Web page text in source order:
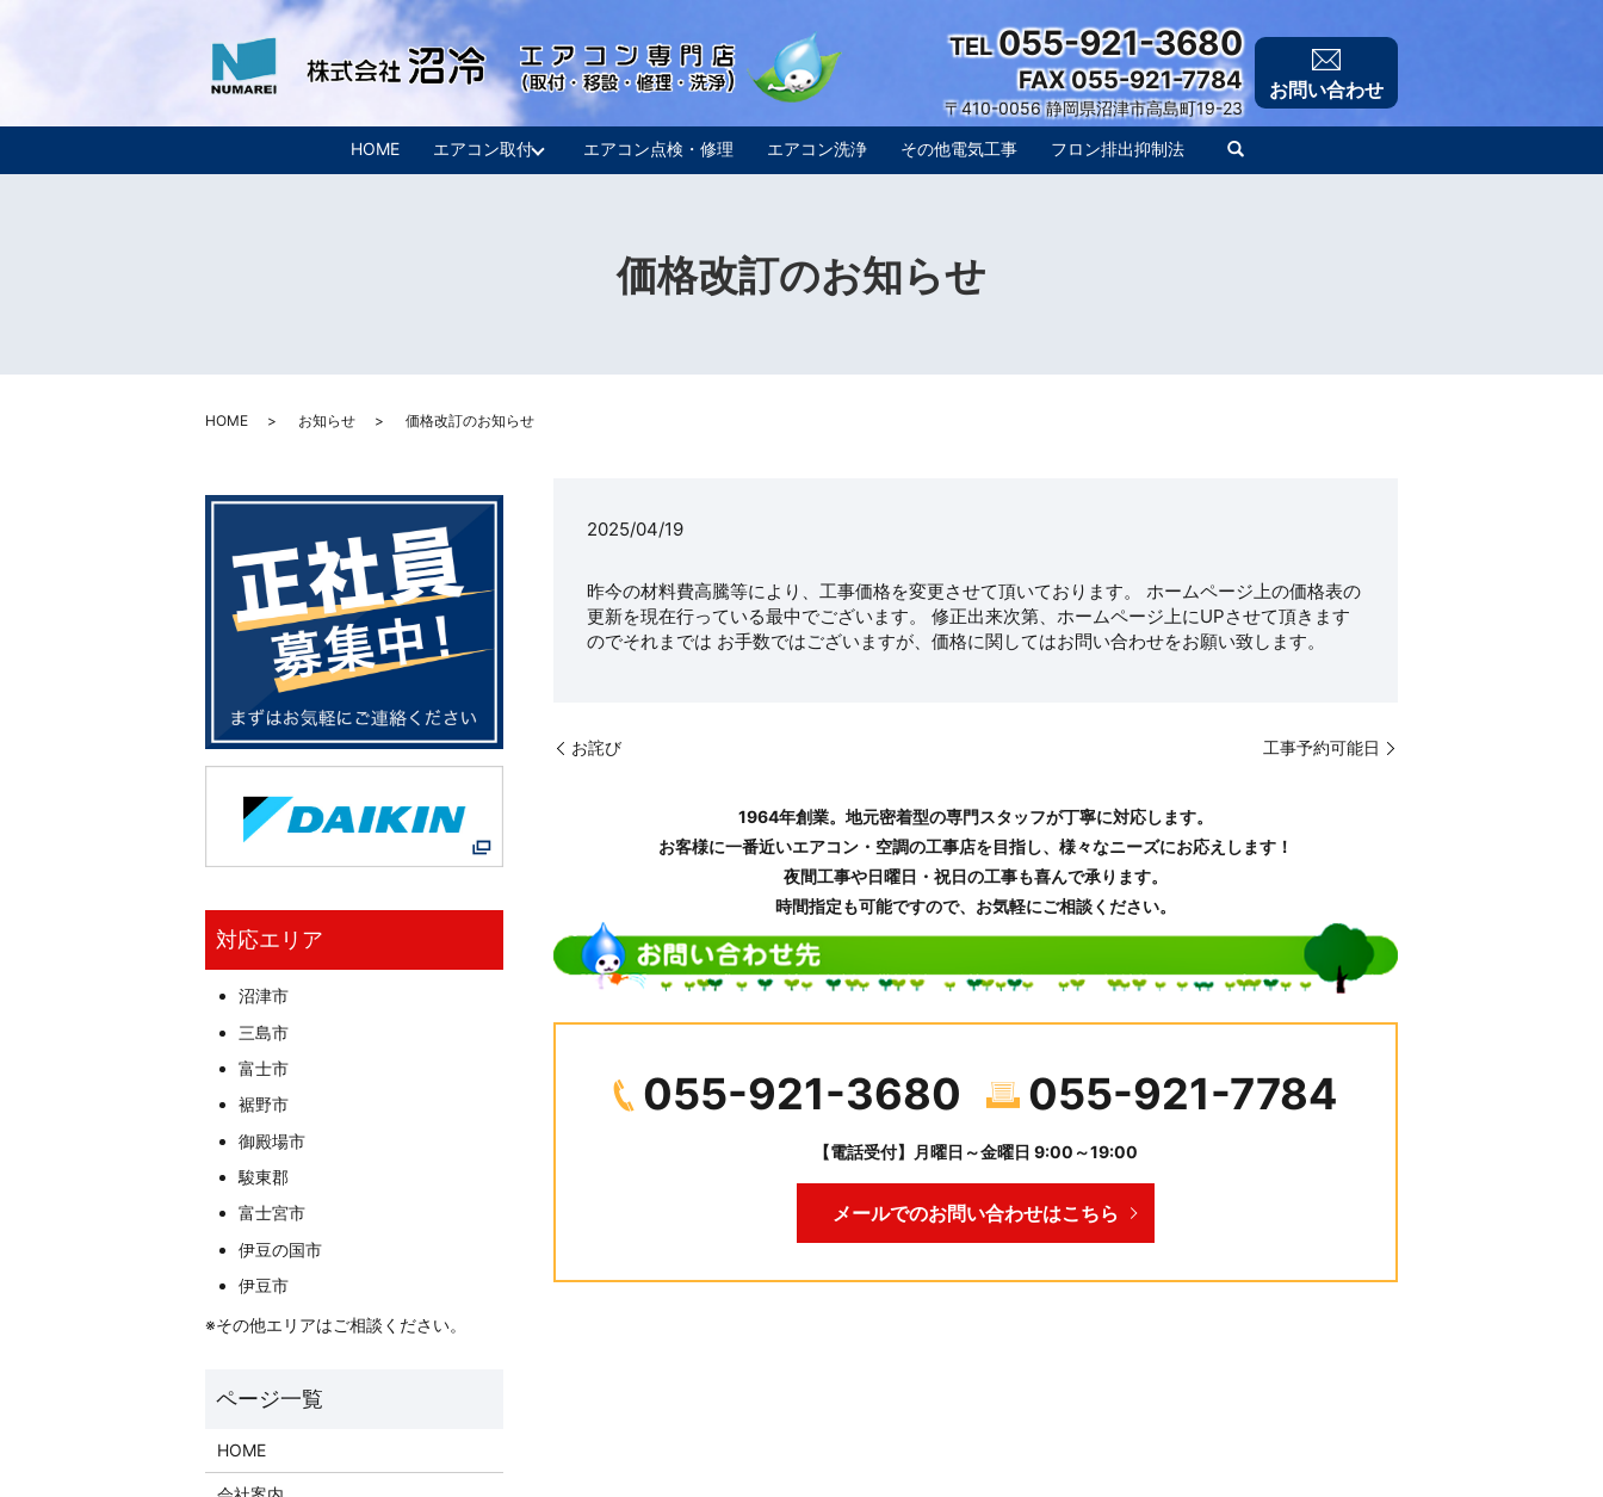
HOME エアコン取付 エアコン点検・修理 エアコン洗浄 その他電気工事 フロン排出抑制法
TEL055-921-3680
FAX 055-921-7784
〒410-0056 静岡県沼津市高島町19-23
お問い合わせ
価格改訂のお知らせ
HOME お知らせ 価格改訂のお知らせ
2025/04/19
昨今の材料費高騰等により、工事価格を変更させて頂いております。 ホームページ上の価格表の
更新を現在行っている最中でございます。 修正出来次第、ホームページ上にUPさせて頂きます
のでそれまでは お手数ではございますが、価格に関してはお問い合わせをお願い致します。
お詫び 工事予約可能日
1964年創業。 地元密着型の専門スタッフが丁寧に対応します。
お客様に一番近いエアコン・空調の工事店を目指し、 様々なニーズにお応えします！
夜間工事や日曜日・祝日の工事も喜んで承ります。
時間指定も可能ですので、お気軽にご相談ください。
055-921-3680 055-921-7784
【電話受付】月曜日～金曜日 9:00～19:00
メールでのお問い合わせはこちら
対応エリア
沼津市
三島市
富士市
裾野市
御殿場市
駿東郡
富士宮市
伊豆の国市
伊豆市
※その他エリアはご相談ください。
HOME